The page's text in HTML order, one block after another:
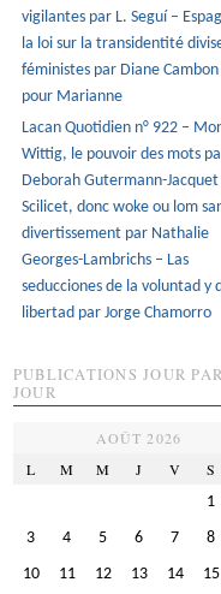
vigilantes par L. Seguí –
la loi sur la transidentité
féministes par Diane Cambon
pour Marianne
Lacan Quotidien n° 922 –
Wittig, le pouvoir des mots
Deborah Gutermann-Jacquet
Scilicet, donc woke ou lom
divertissement par Nathalie
Georges-Lambrichs – Las
seducciones de la voluntad y
libertad par Jorge Chamorro
PUBLICATIONS JOUR PAR
JOUR
AOÛT 2026
L
M M J V S
1
3
4 5 6 7 8
10
11 12 13 14 15